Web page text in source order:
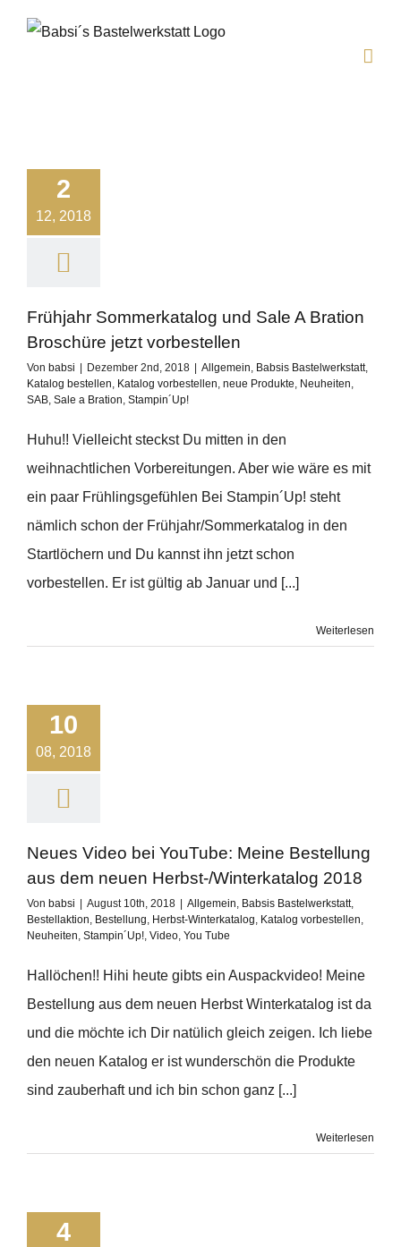
2
12, 2018
Frühjahr Sommerkatalog und Sale A Bration
Broschüre jetzt vorbestellen
Von babsi Dezember 2nd, 2018 Allgemein, Babsis Bastelwerkstatt,
Katalog bestellen, Katalog vorbestellen, neue Produkte, Neuheiten,
SAB, Sale a Bration, Stampin´Up!
Huhu!! Vielleicht steckst Du mitten in den
weihnachtlichen Vorbereitungen. Aber wie wäre es mit
ein paar Frühlingsgefühlen Bei Stampin´Up! steht
nämlich schon der Frühjahr/Sommerkatalog in den
Startlöchern und Du kannst ihn jetzt schon
vorbestellen. Er ist gültig ab Januar und [...]
Weiterlesen
10
08, 2018
Neues Video bei YouTube: Meine Bestellung
aus dem neuen Herbst-/Winterkatalog 2018
Von babsi August 10th, 2018 Allgemein, Babsis Bastelwerkstatt,
Bestellaktion, Bestellung, Herbst-Winterkatalog, Katalog vorbestellen,
Neuheiten, Stampin´Up!, Video, You Tube
Hallöchen!! Hihi heute gibts ein Auspackvideo! Meine
Bestellung aus dem neuen Herbst Winterkatalog ist da
und die möchte ich Dir natülich gleich zeigen. Ich liebe
den neuen Katalog er ist wunderschön die Produkte
sind zauberhaft und ich bin schon ganz [...]
Weiterlesen
4